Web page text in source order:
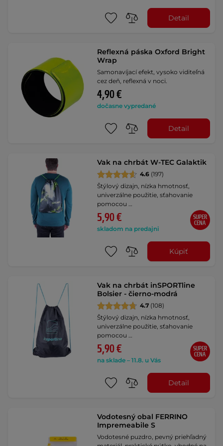
Detail
Reflexná páska Oxford Bright
Wrap
Samonavíjací efekt, vysoko viditeľná
cez deň, reflexná v noci.
4,90 €
dočasne vypredané
Detail
Vak na chrbát W-TEC Galaktik
4.6 (197)
Štýlový dizajn, nízka hmotnosť,
univerzálne použitie, sťahovanie
pomocou …
5,90 €
skladom na predajni
SUPER
CENA
Kúpiť
Vak na chrbát inSPORTline
Bolsier - čierno-modrá
4.7 (108)
Štýlový dizajn, nízka hmotnosť,
univerzálne použitie, sťahovanie
pomocou …
5,90 €
na sklade – 11.8. u Vás
SUPER
CENA
Detail
Vodotesný obal FERRINO
Impremeabile S
Vodotesné puzdro, pevný priehľadný